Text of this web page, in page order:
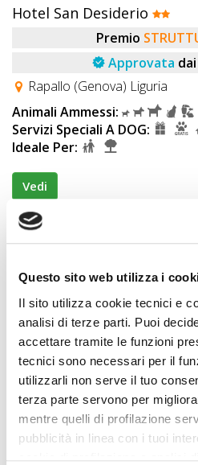
Questo sito web utilizza i
Il sito utilizza cookie tecnici e
analisi di terze parti. Puoi
accettare tramite le funzioni
tecnici sono necessari per il
utilizzarli non serve il tuo
terza parte servono per
mentre quelli di profilazione
pubblicità in linea con i tuoi
Hotel San Desiderio
Premio
Approvata
Rapallo (Genova) Liguria
Animali Ammessi:
Servizi Speciali A DOG:
Ideale Per:
Vedi
Residence
Residence Olivium